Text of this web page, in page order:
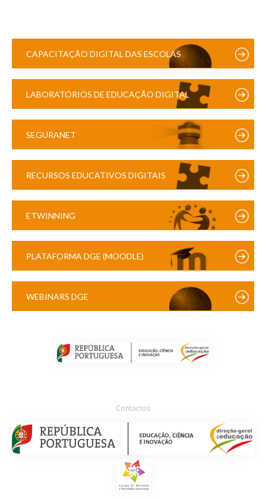
CAPACITAÇÃO DIGITAL DAS ESCOLAS
LABORATÓRIOS DE EDUCAÇÃO DIGITAL
SEGURANET
RECURSOS EDUCATIVOS DIGITAIS
ETWINNING
PLATAFORMA DGE (MOODLE)
WEBINARS DGE
Contactos